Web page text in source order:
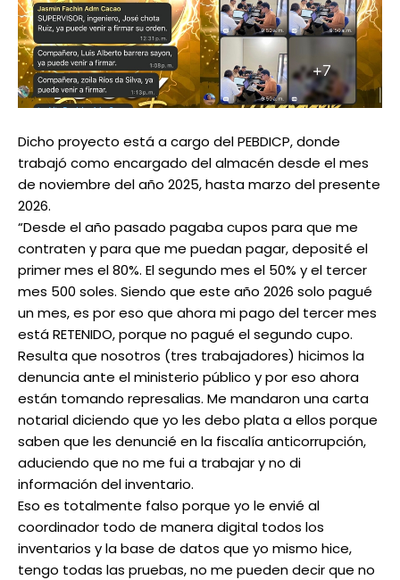
Dicho proyecto está a cargo del PEBDICP, donde
trabajó como encargado del almacén desde el mes
de noviembre del año 2025, hasta marzo del presente
2026.
“Desde el año pasado pagaba cupos para que me
contraten y para que me puedan pagar, deposité el
primer mes el 80%. El segundo mes el 50% y el tercer
mes 500 soles. Siendo que este año 2026 solo pagué
un mes, es por eso que ahora mi pago del tercer mes
está RETENIDO, porque no pagué el segundo cupo.
Resulta que nosotros (tres trabajadores) hicimos la
denuncia ante el ministerio público y por eso ahora
están tomando represalias. Me mandaron una carta
notarial diciendo que yo les debo plata a ellos porque
saben que les denuncié en la fiscalía anticorrupción,
aduciendo que no me fui a trabajar y no di
información del inventario.
Eso es totalmente falso porque yo le envié al
coordinador todo de manera digital todos los
inventarios y la base de datos que yo mismo hice,
tengo todas las pruebas, no me pueden decir que no